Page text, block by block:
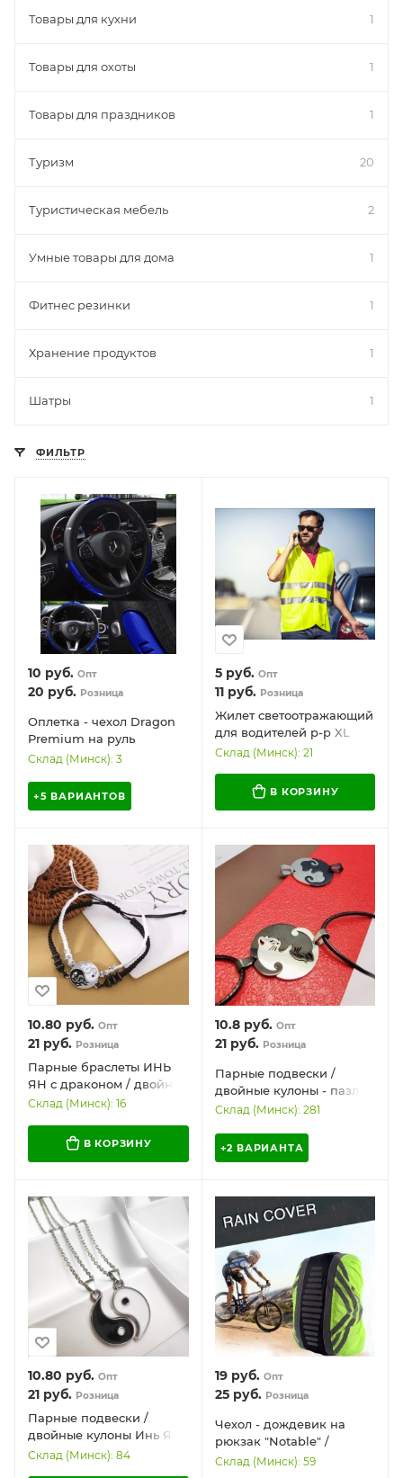
Товары для кухни 1
Товары для охоты 1
Товары для праздников 1
Туризм 20
Туристическая мебель 2
Умные товары для дома 1
Фитнес резинки 1
Хранение продуктов 1
Шатры 1
ФИЛЬТР
10 руб. Опт
20 руб. Розница
Оплетка - чехол Dragon
Premium на руль
автомобиля (37-39 см)
Склад (Минск): 3
+5 ВАРИАНТОВ
5руб. Опт
11руб. Розница
Жилет светоотражающий
для водителей р-р XL
Склад (Минск): 21
В КОРЗИНУ
10.80 руб. Опт
21 руб. Розница
Парные браслеты ИНЬ
ЯН с драконом / двойной
браслет / черный и
Склад (Минск): 16
В КОРЗИНУ
10.8руб. Опт
21руб. Розница
Парные подвески /
двойные кулоны - пазлы
/ котики Инь Ян /
Склад (Минск): 281
+2 ВАРИАНТА
10.80 руб. Опт
21 руб. Розница
Парные подвески /
двойные кулоны Инь Ян
на цепочке
Склад (Минск): 84
19руб. Опт
25руб. Розница
Чехол - дождевик на
рюкзак "Notable" /
светоотражающий,
Склад (Минск): 59